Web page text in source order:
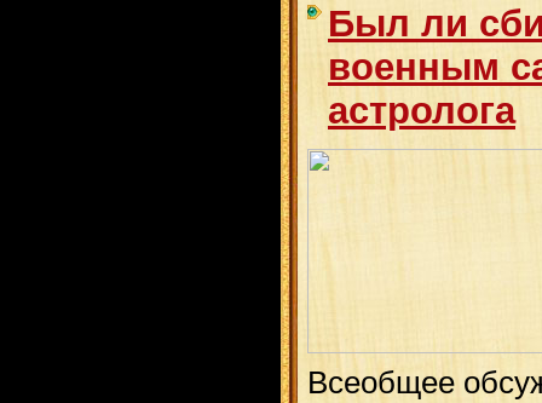
Был ли
военным
астролога
Всеобщее